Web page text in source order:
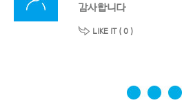
감사합니다
LIKE IT ( 0 )